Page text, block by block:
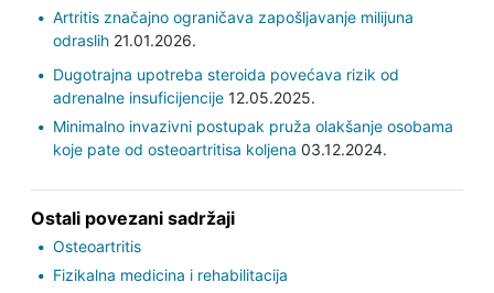
Artritis značajno ograničava zapošljavanje milijuna
odraslih21.01.2026.
Dugotrajna upotreba steroida povećava rizik od
adrenalne insuficijencije12.05.2025.
Minimalno invazivni postupak pruža olakšanje osobama
koje pate od osteoartritisa koljena 03.12.2024.
Ostali povezani sadržaji
Osteoartritis
Fizikalna medicina i rehabilitacija